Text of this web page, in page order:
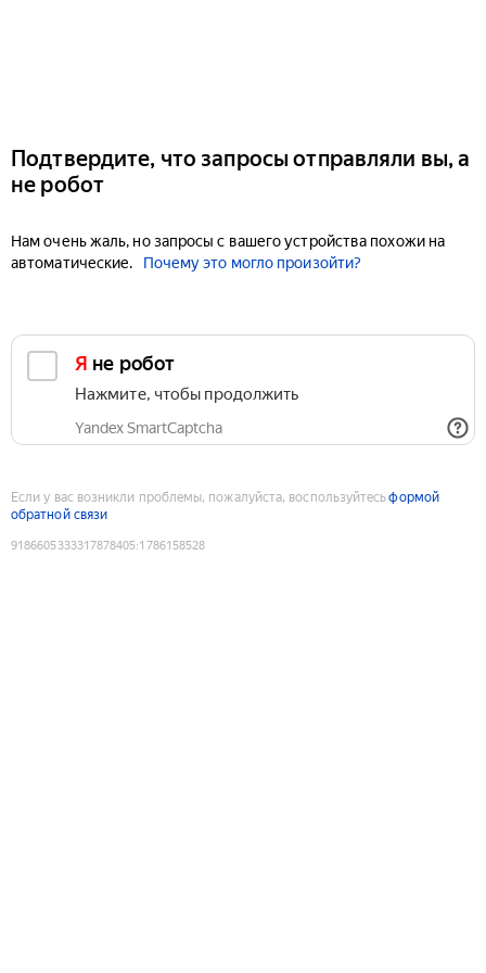
Подтвердите, что запросы отправляли вы, а
не робот
Нам очень жаль, но запросы с вашего устройства похожи на
автоматические.
Почему это могло произойти?
Я не робот
Нажмите, чтобы продолжить
Yandex SmartCaptcha
Если у вас возникли проблемы, пожалуйста, воспользуйтесьформой
обратной связи
9186605333317878405:1786158528